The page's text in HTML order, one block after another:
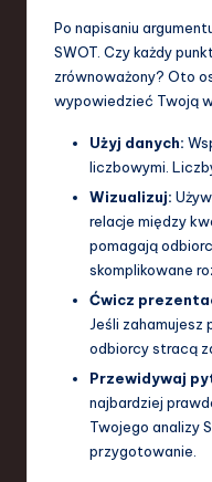
Po napisaniu
SWOT. Czy każdy
zrównoważony? Oto
wypowiedzieć Twoją
Użyj danych:
liczbowymi.
Wizualizuj:
relacje między
pomagają
skomplikowane
Ćwicz
Jeśli zahamujesz
odbiorcy stracą
Przewidywaj
najbardziej
Twojego analizy
przygotowanie.